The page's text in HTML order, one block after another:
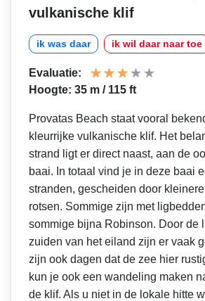
vulkanische klif
ik was daar ik wil daar naar toe
Evaluatie:
Hoogte: 35 m / 115 ft
Provatas Beach staat vooral
kleurrijke vulkanische klif. Het
strand ligt er direct naast, aan de
baai. In totaal vind je in deze baai
stranden, gescheiden door
rotsen. Sommige zijn met
sommige bijna Robinson. Door de
zuiden van het eiland zijn er vaak
zijn ook dagen dat de zee hier
kun je ook een wandeling maken
de klif. Als u niet in de lokale hitte